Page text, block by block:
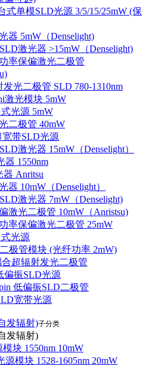
式单模SLD光源 3/5/15/25mW (保
器 5mW（Denselight)
激光器 >15mW（Denselight)
率保偏激光二极管
发光二极管 SLD 780-1310nm
激光模块 5mW
光源 5mW
二极管 40mW
宽带SLD光源
激光器 15mW（Denselight）
器 1550nm
器 Anritsu
器 10mW（Denselight）
激光器 7mW（Denselight)
激光二极管 10mW（Anristsu)
率保偏激光二极管 25mW
式光源
极管模块 (光纤功率 2mW)
合超辐射发光二极管
偏振SLD光源
低偏振SLD二极管
宽带光源
发辐射)子分类
发辐射)
块 1550nm 10mW
源模块 1528-1605nm 20mW